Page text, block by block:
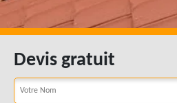
Devis gratuit